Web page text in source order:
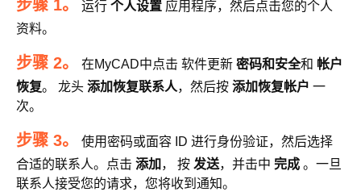
步骤 1。 运行 个人设置 应用程序，然后点击您的个人
资料。
步骤 2。 在MyCAD中点击 软件更新 密码和安全和 帐户
恢复。 龙头 添加恢复联系人，然后按 添加恢复帐户 一
次。
步骤 3。
使用密码或面容 ID 进行身份验证，然后选择
合适的联系人。点击 添加 ， 按 发送，并击中 完成 。一旦
联系人接受您的请求，您将收到通知。